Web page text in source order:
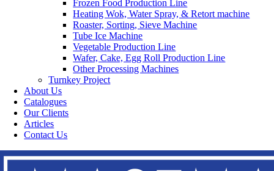
Frozen Food Production Line
Heating Wok, Water Spray, & Retort machine
Roaster, Sorting, Sieve Machine
Tube Ice Machine
Vegetable Production Line
Wafer, Cake, Egg Roll Production Line
Other Processing Machines
Turnkey Project
About Us
Catalogues
Our Clients
Articles
Contact Us